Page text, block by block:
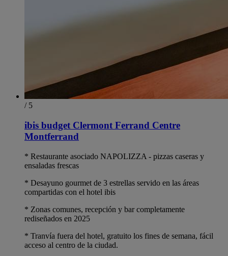
/ 5
ibis budget Clermont Ferrand Centre
Montferrand
* Restaurante asociado NAPOLIZZA - pizzas caseras y
ensaladas frescas
* Desayuno gourmet de 3 estrellas servido en las áreas
compartidas con el hotel ibis
* Zonas comunes, recepción y bar completamente
rediseñados en 2025
* Tranvía fuera del hotel, gratuito los fines de semana, fácil
acceso al centro de la ciudad.